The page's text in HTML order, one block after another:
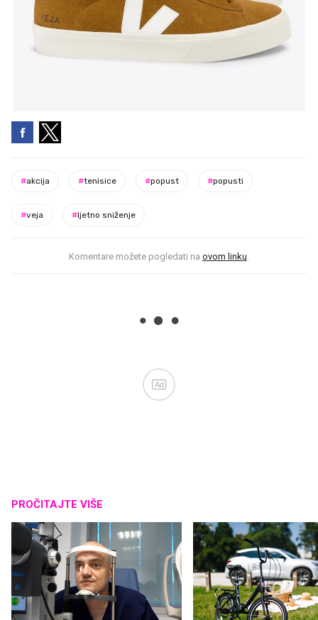
#akcija #tenisice #popust #popusti
#veja #ljetno sniženje
Komentare možete pogledati na ovom linku.
Ad
PROČITAJTE VIŠE